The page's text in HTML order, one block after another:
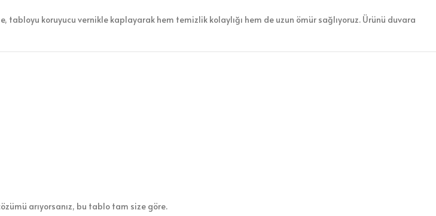
tabloyu koruyucu vernikle kaplayarak hem temizlik kolaylığı hem de uzun ömür sağlıyoruz. Ürünü duvara
arıyorsanız, bu tablo tam size göre.